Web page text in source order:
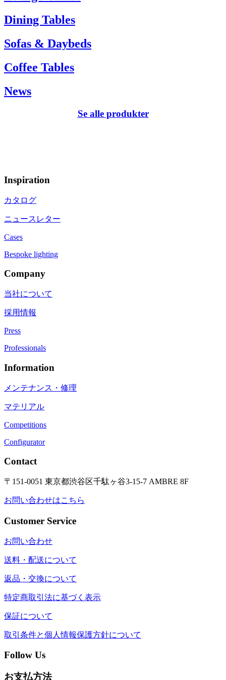
Dining Tables
Sofas & Daybeds
Coffee Tables
News
Se alle produkter
Inspiration
カタログ
ニュースレター
Cases
Bespoke lighting
Company
当社について
採用情報
Press
Professionals
Information
メンテナンス・修理
マテリアル
Competitions
Configurator
Contact
〒151-0051 東京都渋谷区千駄ヶ谷3-15-7 AMBRE 8F
お問い合わせはこちら
Customer Service
お問い合わせ
送料・配送について
返品・交換について
特定商取引法に基づく表示
保証について
取引条件と個人情報保護方針について
Follow Us
お支払方法